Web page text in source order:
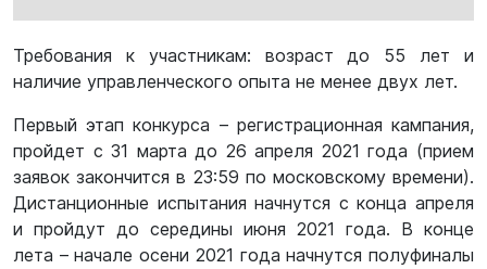
Требования к участникам: возраст до 55 лет и
наличие управленческого опыта не менее двух лет.
Первый этап конкурса – регистрационная кампания,
пройдет с 31 марта до 26 апреля 2021 года (прием
заявок закончится в 23:59 по московскому времени).
Дистанционные испытания начнутся с конца апреля
и пройдут до середины июня 2021 года. В конце
лета – начале осени 2021 года начнутся полуфиналы